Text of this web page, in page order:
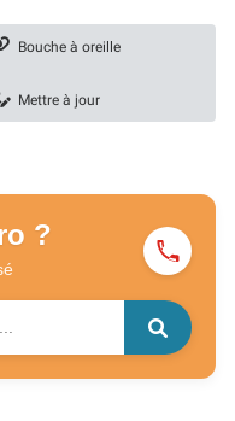
Bouche à oreille
Mettre à jour
?